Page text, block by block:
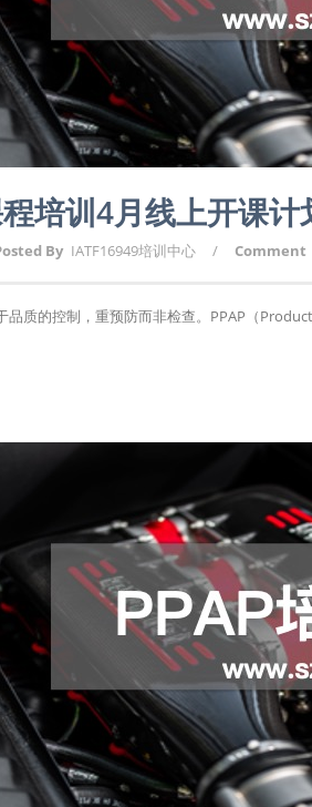
培训4月线上开课
By IATF16949培训中心 / Comment
品质的控制，重预防而非检查。PPAP（